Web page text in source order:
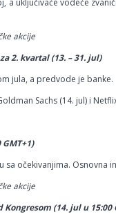
a uključivaće vodeće
akcije
2. kvartal (13. – 31. jul)
jula, a predvode je banke.
Sachs (14. jul) i
sa očekivanjima. Osnovna
akcije
(14. jul u 15:00